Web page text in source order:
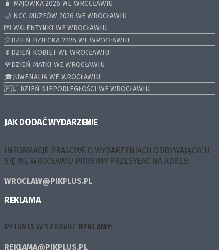
🧳 MAJÓWKA 2026 WE WROCŁAWIU
🌙 NOC MUZEÓW 2026 WE WROCŁAWIU
💌 WALENTYNKI WE WROCŁAWIU
🎈DZIEŃ DZIECKA 2026 WE WROCŁAWIU
🌷DZIEŃ KOBIET WE WROCŁAWIU
🌹DZIEŃ MATKI WE WROCŁAWIU
🎓JUWENALIA WE WROCŁAWIU
🇵🇱 DZIEŃ NIEPODLEGŁOŚCI WE WROCŁAWIU
JAK DODAĆ WYDARZENIE
INFORMACJE PRASOWE O WYDARZENIACH ODBYWAJĄCYCH
SIĘ WE WROCŁAWIU PROSIMY PRZESYŁAĆ NA ADRES:
WROCLAW@PIKPLUS.PL
REKLAMA
PYTANIA W SPRAWIE REKLAMY:
REKLAMA@PIKPLUS.PL